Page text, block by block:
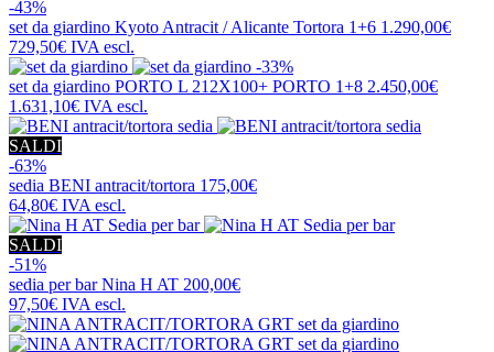
-43%
set da giardino Kyoto Antracit / Alicante Tortora 1+6 1.290,00€
729,50€ IVA escl.
-33%
set da giardino PORTO L 212X100+ PORTO 1+8 2.450,00€
1.631,10€ IVA escl.
SALDI
-63%
sedia BENI antracit/tortora 175,00€
64,80€ IVA escl.
SALDI
-51%
sedia per barNina H AT 200,00€
97,50€ IVA escl.